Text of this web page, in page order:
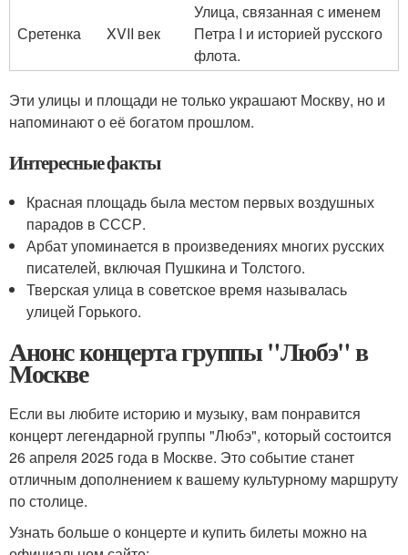
Сретенка XVII век
Улица, связанная с именем
Петра I и историей русского
флота.
Эти улицы и площади не только украшают Москву, но и
напоминают о её богатом прошлом.
Интересные факты
Красная площадь была местом первых воздушных
парадов в СССР.
Арбат упоминается в произведениях многих русских
писателей, включая Пушкина и Толстого.
Тверская улица в советское время называлась
улицей Горького.
Анонс концерта группы "Любэ" в
Москве
Если вы любите историю и музыку, вам понравится
концерт легендарной группы "Любэ", который состоится
26 апреля 2025 года в Москве. Это событие станет
отличным дополнением к вашему культурному маршруту
по столице.
Узнать больше о концерте и купить билеты можно на